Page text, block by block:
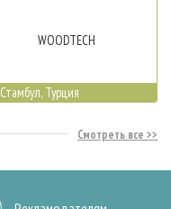
WOODTECH
Стамбул, Турция
Смотреть все